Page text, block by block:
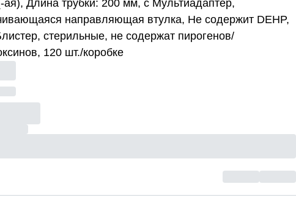
ая), Длина трубки: 200 мм, с Мультиадаптер,
направляющая втулка, Не содержит DEHP,
стерильные, не содержат пирогенов/
120 шт./коробке